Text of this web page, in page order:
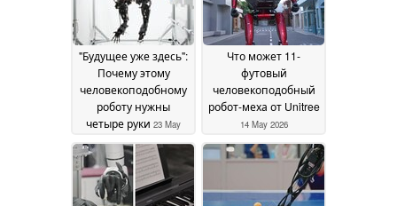
будет есть чипсы
Cheetos,
одновременно
собирая
компьютеры без
помощи рук —
одним лишь
мысленным
намерением19 July
2026
2026
"Будущее уже здесь":
Почему этому
человекоподобному
роботу нужны
четыре руки 23 May
2026
Что может 11-
футовый
человекоподобный
робот-меха от Unitree
14 May 2026